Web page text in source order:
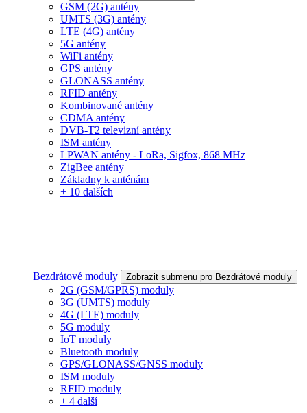
GSM (2G) antény
UMTS (3G) antény
LTE (4G) antény
5G antény
WiFi antény
GPS antény
GLONASS antény
RFID antény
Kombinované antény
CDMA antény
DVB-T2 televizní antény
ISM antény
LPWAN antény - LoRa, Sigfox, 868 MHz
ZigBee antény
Základny k anténám
+ 10 dalších
Bezdrátové moduly Zobrazit submenu pro Bezdrátové moduly
2G (GSM/GPRS) moduly
3G (UMTS) moduly
4G (LTE) moduly
5G moduly
IoT moduly
Bluetooth moduly
GPS/GLONASS/GNSS moduly
ISM moduly
RFID moduly
+ 4 další